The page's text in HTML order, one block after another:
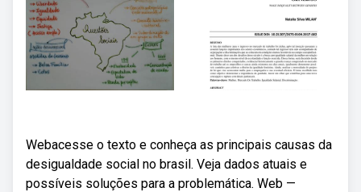
Webacesse o texto e conheça as principais causas da
desigualdade social no brasil. Veja dados atuais e
possíveis soluções para a problemática. Web —